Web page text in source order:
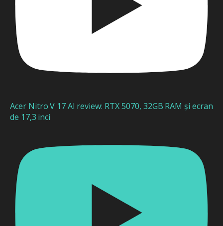
Acer Nitro V 17 AI review: RTX 5070, 32GB RAM și ecran
de 17,3 inci